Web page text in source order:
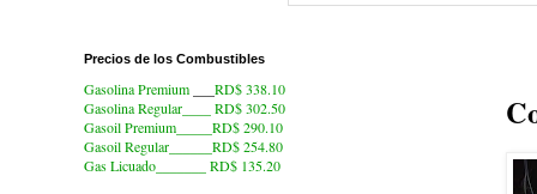
Precios de los Combustibles
Gasolina Premium
RD$ 338.10
Gasolina Regular____ RD$ 302.50
Gasoil Premium_____RD$ 290.10
Gasoil Regular______RD$ 254.80
Gas Licuado_______
RD$ 135.20